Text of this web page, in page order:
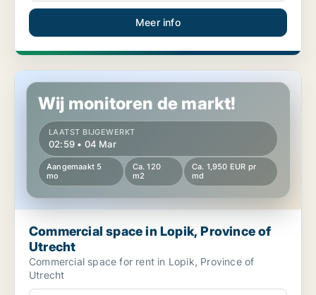
Meer info
Commercial space in Lopik, Province of Utrecht
Wij monitoren de markt!
LAATST BIJGEWERKT
02:59 • 04 Mar
Aangemaakt 5
mo
Ca. 120
m2
Ca. 1,950 EUR pr
md
Commercial space in Lopik, Province of
Utrecht
Commercial space for rent in Lopik, Province of
Utrecht